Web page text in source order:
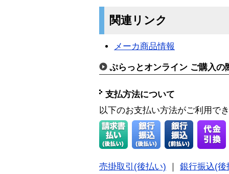
関連リンク
メーカ商品情報
ぷらっとオンライン ご購入の
支払方法について
以下のお支払い方法がご利用で
売掛取引(後払い)
銀行振込(後